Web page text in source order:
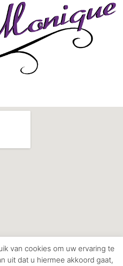
van cookies om uw ervaring te
uit dat u hiermee akkoord gaat,